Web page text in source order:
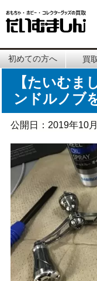
初めての方へ 買
【たいむま
ンドルノブ
公開日： 2019年10